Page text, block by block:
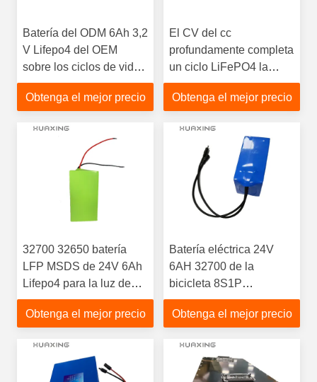
Batería del ODM 6Ah 3,2
V Lifepo4 del OEM
sobre los ciclos de vida
3000times para las luces
solares
Obtenga el mejor precio
El CV del cc
profundamente completa
un ciclo LiFePO4 la
batería cilíndrica Lifepo4
de las células 32700
Obtenga el mejor precio
32700 32650 batería
LFP MSDS de 24V 6Ah
Lifepo4 para la luz de
calle del
almacenamiento
Obtenga el mejor precio
Batería eléctrica 24V
6AH 32700 de la
bicicleta 8S1P
recargable con 10A
BMS
Obtenga el mejor precio